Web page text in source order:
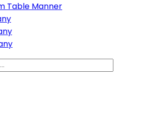
Table Manner